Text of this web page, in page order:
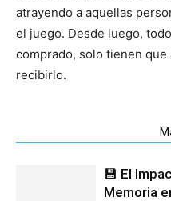
atrayendo a aquellas
el juego. Desde luego,
comprado, solo tienen
recibirlo.
💾 El
Memoria